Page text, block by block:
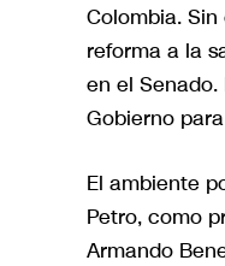
Colombia.
reforma a la
en el
Gobierno
El ambiente
Petro, como
Armando